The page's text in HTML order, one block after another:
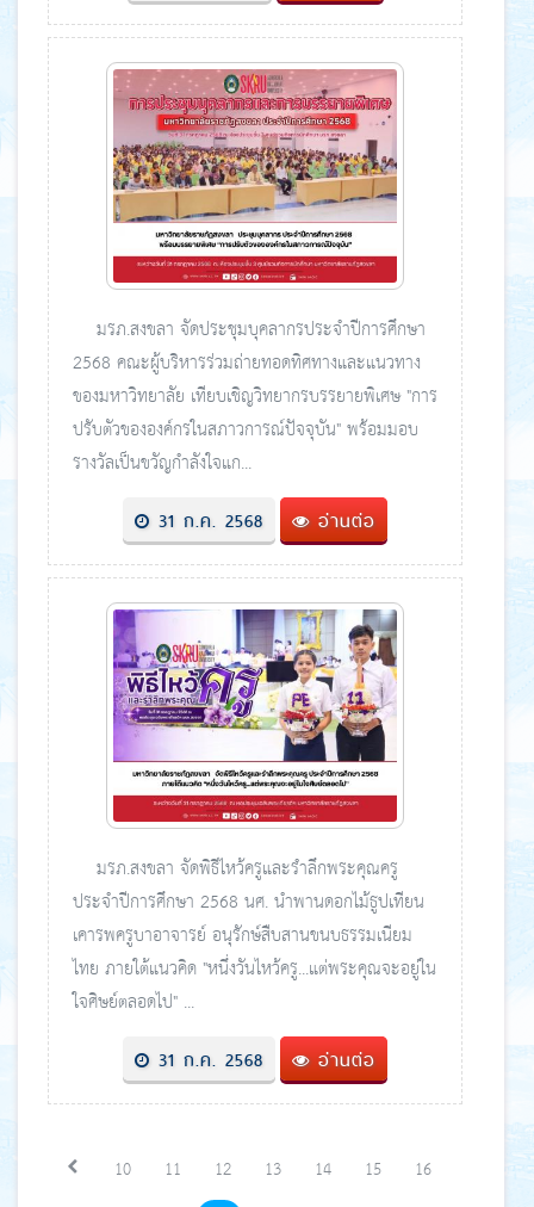
มรภ.สงขลา จัดประชุมบุคลากรประจำปีการศึกษา
2568 คณะผู้บริหารร่วมถ่ายทอดทิศทางและแนวทาง
ของมหาวิทยาลัย เทียบเชิญวิทยากรบรรยายพิเศษ "การ
ปรับตัวขององค์กรในสภาวการณ์ปัจจุบัน" พร้อมมอบ
รางวัลเป็นขวัญกำลังใจแก...
31 ก.ค. 2568 อ่านต่อ
มรภ.สงขลา จัดพิธีไหว้ครูและรำลึกพระคุณครู
ประจำปีการศึกษา 2568 นศ. นำพานดอกไม้ธูปเทียน
เคารพครูบาอาจารย์ อนุรักษ์สืบสานขนบธรรมเนียม
ไทย ภายใต้แนวคิด "หนึ่งวันไหว้ครู...แต่พระคุณจะอยู่ใน
ใจศิษย์ตลอดไป" ...
31 ก.ค. 2568 อ่านต่อ
10 11 12 13 14 15
16